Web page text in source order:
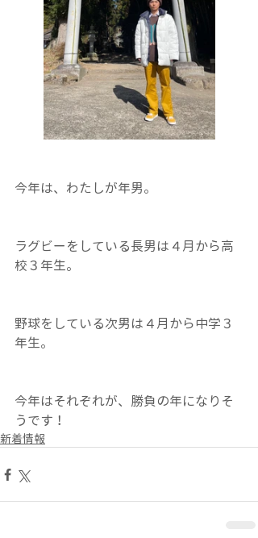
今年は、わたしが年男。
ラグビーをしている長男は４月から高
校３年生。
野球をしている次男は４月から中学３
年生。
今年はそれぞれが、勝負の年になりそ
うです！
新着情報